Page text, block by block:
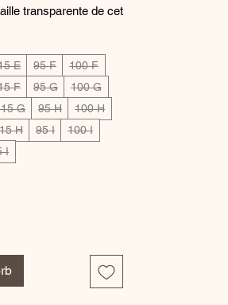
transparente de cet
Grâce à son
par des bandes
ce soutien-gorge
poitrine, pour un
polyester
vous mettez un
E 95 F
100 F
F 95 G
100 G
G 95 H
100 H
H 95 I
100 I
I